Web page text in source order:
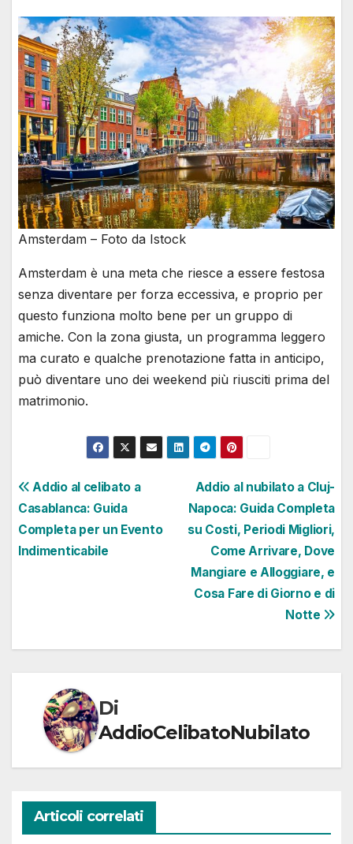
Amsterdam – Foto da Istock
Amsterdam è una meta che riesce a essere festosa
senza diventare per forza eccessiva, e proprio per
questo funziona molto bene per un gruppo di
amiche. Con la zona giusta, un programma leggero
ma curato e qualche prenotazione fatta in anticipo,
può diventare uno dei weekend più riusciti prima del
matrimonio.
Navigazione
articoli
Addio al nubilato a Cluj-
Napoca: Guida Completa
su Costi, Periodi Migliori,
Come Arrivare, Dove
Mangiare e Alloggiare, e
Cosa Fare di Giorno e di
Notte
Addio al celibato a
Casablanca: Guida
Completa per un Evento
Indimenticabile
Di
AddioCelibatoNubilato
Articoli correlati